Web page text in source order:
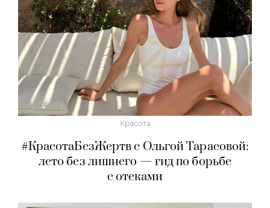
Красота
#КрасотаБезЖертв с Ольгой Тарасовой:
лето без лишнего — гид по борьбе
с отеками